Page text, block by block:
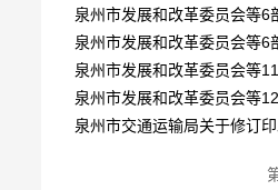
泉州市发展和改革委员会等
泉州市发展和改革委员会等
泉州市发展和改革委员会等
泉州市发展和改革委员会等
泉州市交通运输局关于修订